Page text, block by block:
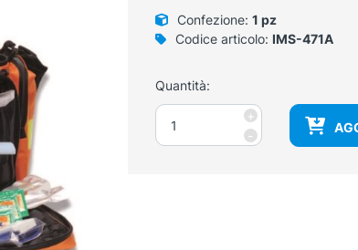
Confezione: 1 pz
Codice articolo: IMS-471A
Quantità:
-
Borsa
pronto
soccorso
+